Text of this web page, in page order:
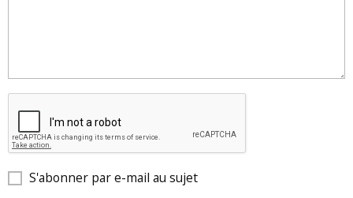
S'abonner par e-mail au sujet